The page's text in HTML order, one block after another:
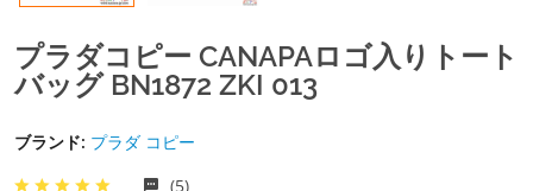
プラダコピー CANAPAロゴ入りトート
バッグ BN1872 ZKI 013
ブランド: プラダ コピー
(5)